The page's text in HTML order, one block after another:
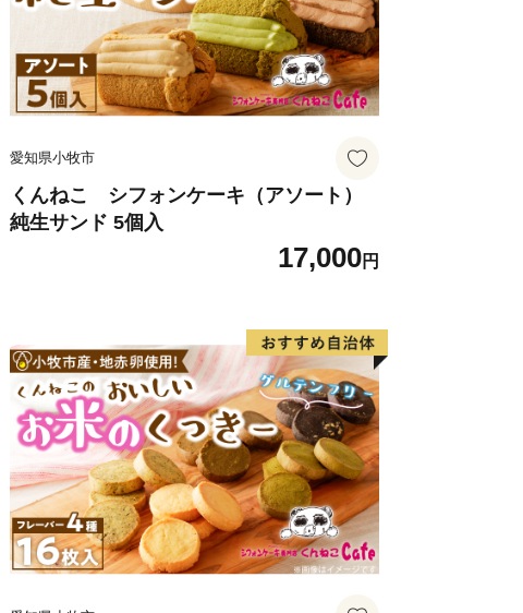
愛知県小牧市
くんねこ シフォンケーキ（アソート）
純生サンド 5個入
17,000円